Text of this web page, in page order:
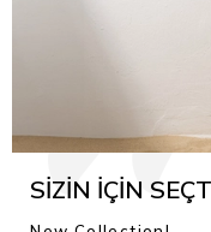
SİZİN İÇİN